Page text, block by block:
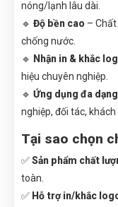
nóng/lạnh lâu dài.
🔹 Độ bền cao –
chống nước.
🔹 Nhận in & khắc
hiệu chuyên nghiệp.
🔹 Ứng dụng đa dạng
nghiệp, đối tác, khách
Tại sao chọn
✅Sản phẩm chất
toàn.
✅ Hỗ trợ in/khắc